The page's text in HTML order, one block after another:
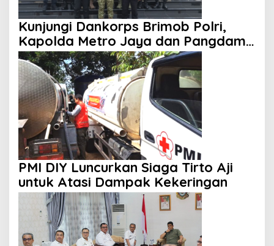
Kunjungi Dankorps Brimob Polri,
Kapolda Metro Jaya dan Pangdam
Jaya Perkuat Soliditas TNI-Polri
PMI DIY Luncurkan Siaga Tirto Aji
untuk Atasi Dampak Kekeringan